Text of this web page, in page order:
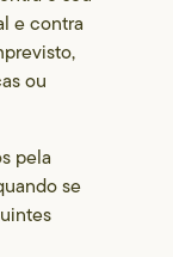
e contra
ou
pela
se